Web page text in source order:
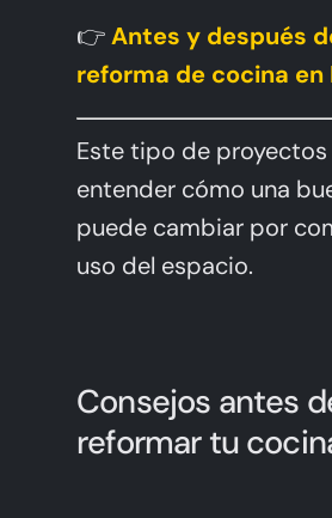
👉Antes y después
reforma de cocina en
Este tipo de proyectos
entender cómo una
puede cambiar por
uso del espacio.
Consejos antes
reformar tu